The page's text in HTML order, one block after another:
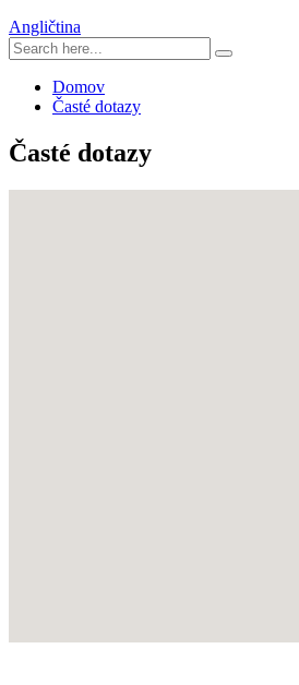
Angličtina
Domov
Časté dotazy
Časté dotazy